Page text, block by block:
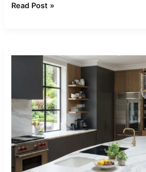
Read Post »
Steinverarbeiter
für
eine
5-
Achs-
CNC-
Brückensäge